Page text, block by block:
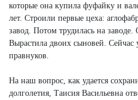
которые она купила фуфайку и
лет. Строили первые цеха:
завод. Потом трудилась на
Вырастила двоих сыновей. Сейчас
правнуков.
На наш вопрос, как удается
долголетия, Таисия Васильевна